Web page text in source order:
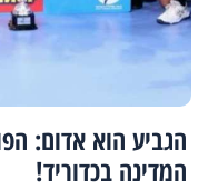
הגביע הוא אדום:
המדינה בכדוריד!